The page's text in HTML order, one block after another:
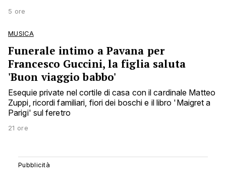
5 ore
MUSICA
Funerale intimo a Pavana per
Francesco Guccini, la figlia saluta
'Buon viaggio babbo'
Esequie private nel cortile di casa con il cardinale Matteo
Zuppi, ricordi familiari, fiori dei boschi e il libro 'Maigret a
Parigi' sul feretro
21 ore